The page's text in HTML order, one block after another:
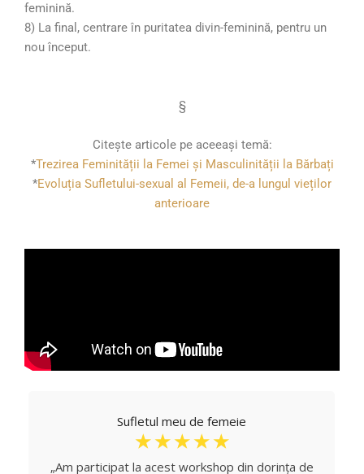
feminină.
8) La final, centrare în puritatea divin-feminină, pentru un
nou început.
§
Citește articole pe aceeași temă:
*Trezirea Feminității la Femei și Masculinității la Bărbați
*Evoluția Sufletului-sexual al Femeii, de-a lungul vieților
anterioare
Sufletul meu de femeie
☆ ☆ ☆ ☆ ☆
„Am participat la acest workshop din dorința de